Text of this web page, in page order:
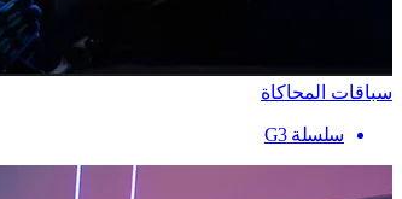
سباقات المحاكاة
سلسلة G3